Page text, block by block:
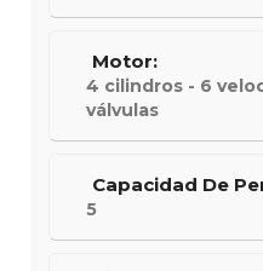
Motor:
4 cilindros - 6
válvulas
Capacidad De
5